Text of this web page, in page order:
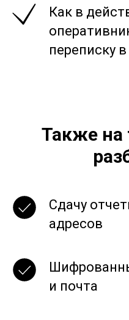
Как в
переписку
Также на
Сдачу
адресов
и почта